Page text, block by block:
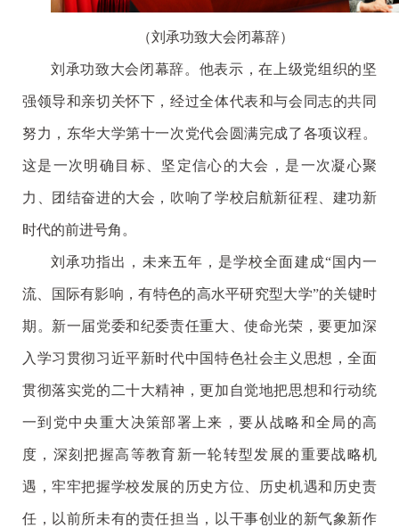
（刘承功致大会闭幕辞）
刘承功致大会闭幕辞。他表示，在上级党组织的坚
强领导和亲切关怀下，经过全体代表和与会同志的共同
努力，东华大学第十一次党代会圆满完成了各项议程。
这是一次明确目标、坚定信心的大会，是一次凝心聚
力、团结奋进的大会，吹响了学校启航新征程、建功新
时代的前进号角。
刘承功指出，未来五年，是学校全面建成“国内一
流、国际有影响，有特色的高水平研究型大学”的关键时
期。新一届党委和纪委责任重大、使命光荣，要更加深
入学习贯彻习近平新时代中国特色社会主义思想，全面
贯彻落实党的二十大精神，更加自觉地把思想和行动统
一到党中央重大决策部署上来，要从战略和全局的高
度，深刻把握高等教育新一轮转型发展的重要战略机
遇，牢牢把握学校发展的历史方位、历史机遇和历史责
任，以前所未有的责任担当，以干事创业的新气象新作